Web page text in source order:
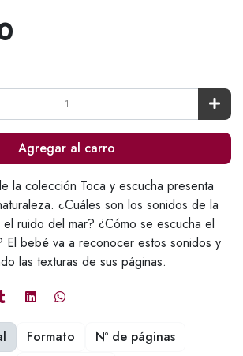
Agregar al carro
la colección Toca y escucha presenta
¿Cuáles son los sonidos de la
ruido del mar? ¿Cómo se escucha el
El bebé va a reconocer estos sonidos y
las texturas de sus páginas.
Formato
Nº de páginas